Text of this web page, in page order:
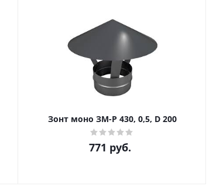
Зонт моно ЗМ-Р 430, 0,5, D 200
771 руб.